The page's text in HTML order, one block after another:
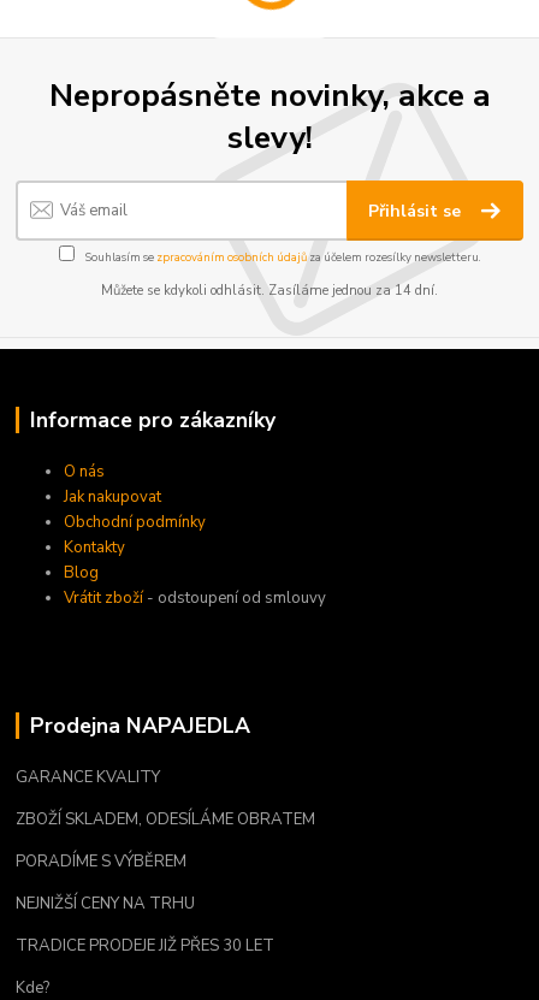
Nepropásněte novinky, akce a
slevy!
Přihlásit se
Souhlasím se zpracováním osobních údajůza účelem rozesílky newsletteru.
Můžete se kdykoli odhlásit. Zasíláme jednou za 14 dní.
Informace pro zákazníky
O nás
Jak nakupovat
Obchodní podmínky
Kontakty
Blog
Vrátit zboží- odstoupení od smlouvy
Prodejna NAPAJEDLA
GARANCE KVALITY
ZBOŽÍ SKLADEM, ODESÍLÁME OBRATEM
PORADÍME S VÝBĚREM
NEJNIŽŠÍ CENY NA TRHU
TRADICE PRODEJE JIŽ PŘES 30 LET
Kde?